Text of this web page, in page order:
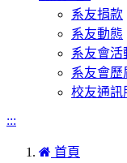
系友捐款
系友動態
系友會活
系友會歷
校友通訊
:::
首頁